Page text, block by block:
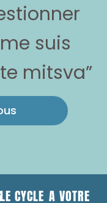
suis
mitsva”
LE CYCLE A VOTRE